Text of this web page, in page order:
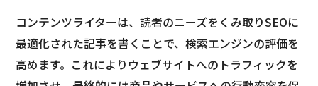
コンテンツライターは、読者のニーズをくみ取りSEOに
最適化された記事を書くことで、検索エンジンの評価を
高めます。これによりウェブサイトへのトラフィックを